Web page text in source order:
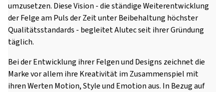
umzusetzen. Diese Vision - die ständige Weiterentwicklung
der Felge am Puls der Zeit unter Beibehaltung höchster
Qualitätsstandards - begleitet Alutec seit ihrer Gründung
täglich.
Bei der Entwicklung ihrer Felgen und Designs zeichnet die
Marke vor allem ihre Kreativität im Zusammenspiel mit
ihren Werten Motion, Style und Emotion aus. In Bezug auf